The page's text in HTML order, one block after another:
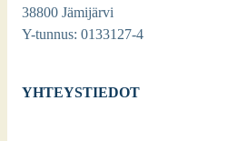
38800 Jämijärvi
Y-tunnus: 0133127-4
YHTEYSTIEDOT